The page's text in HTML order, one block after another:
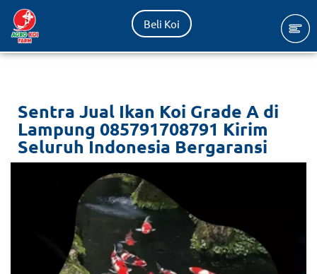
Lompat
ke
Beli Koi
Sentra Jual Ikan Koi Grade A di
Lampung 085791708791 Kirim
Seluruh Indonesia Bergaransi